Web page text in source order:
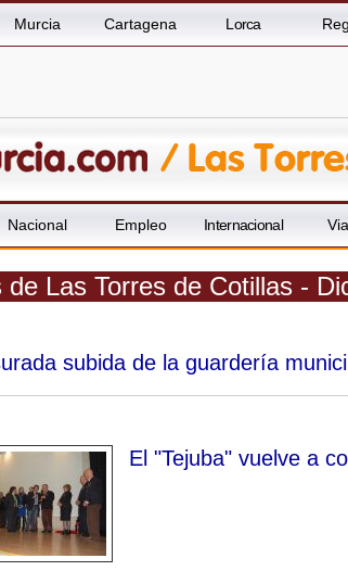
Murcia Cartagena Lorca
Nacional Empleo Internacional
de Las Torres de Cotillas -
subida de la guardería
El "Tejuba" vuelve a